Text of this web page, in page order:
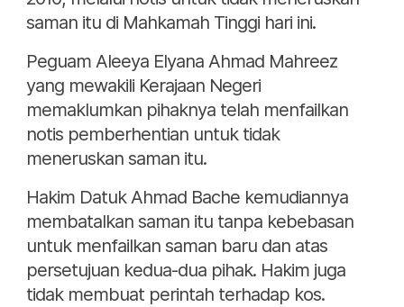
saman itu di Mahkamah Tinggi hari ini.
Peguam Aleeya Elyana Ahmad Mahreez
yang mewakili Kerajaan Negeri
memaklumkan pihaknya telah menfailkan
notis pemberhentian untuk tidak
meneruskan saman itu.
Hakim Datuk Ahmad Bache kemudiannya
membatalkan saman itu tanpa kebebasan
untuk menfailkan saman baru dan atas
persetujuan kedua-dua pihak. Hakim juga
tidak membuat perintah terhadap kos.